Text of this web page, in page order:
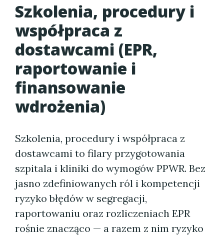
Szkolenia, procedury i
współpraca z
dostawcami (EPR,
raportowanie i
finansowanie
wdrożenia)
Szkolenia, procedury i współpraca z
dostawcami to filary przygotowania
szpitala i kliniki do wymogów PPWR. Bez
jasno zdefiniowanych ról i kompetencji
ryzyko błędów w segregacji,
raportowaniu oraz rozliczeniach EPR
rośnie znacząco — a razem z nim ryzyko